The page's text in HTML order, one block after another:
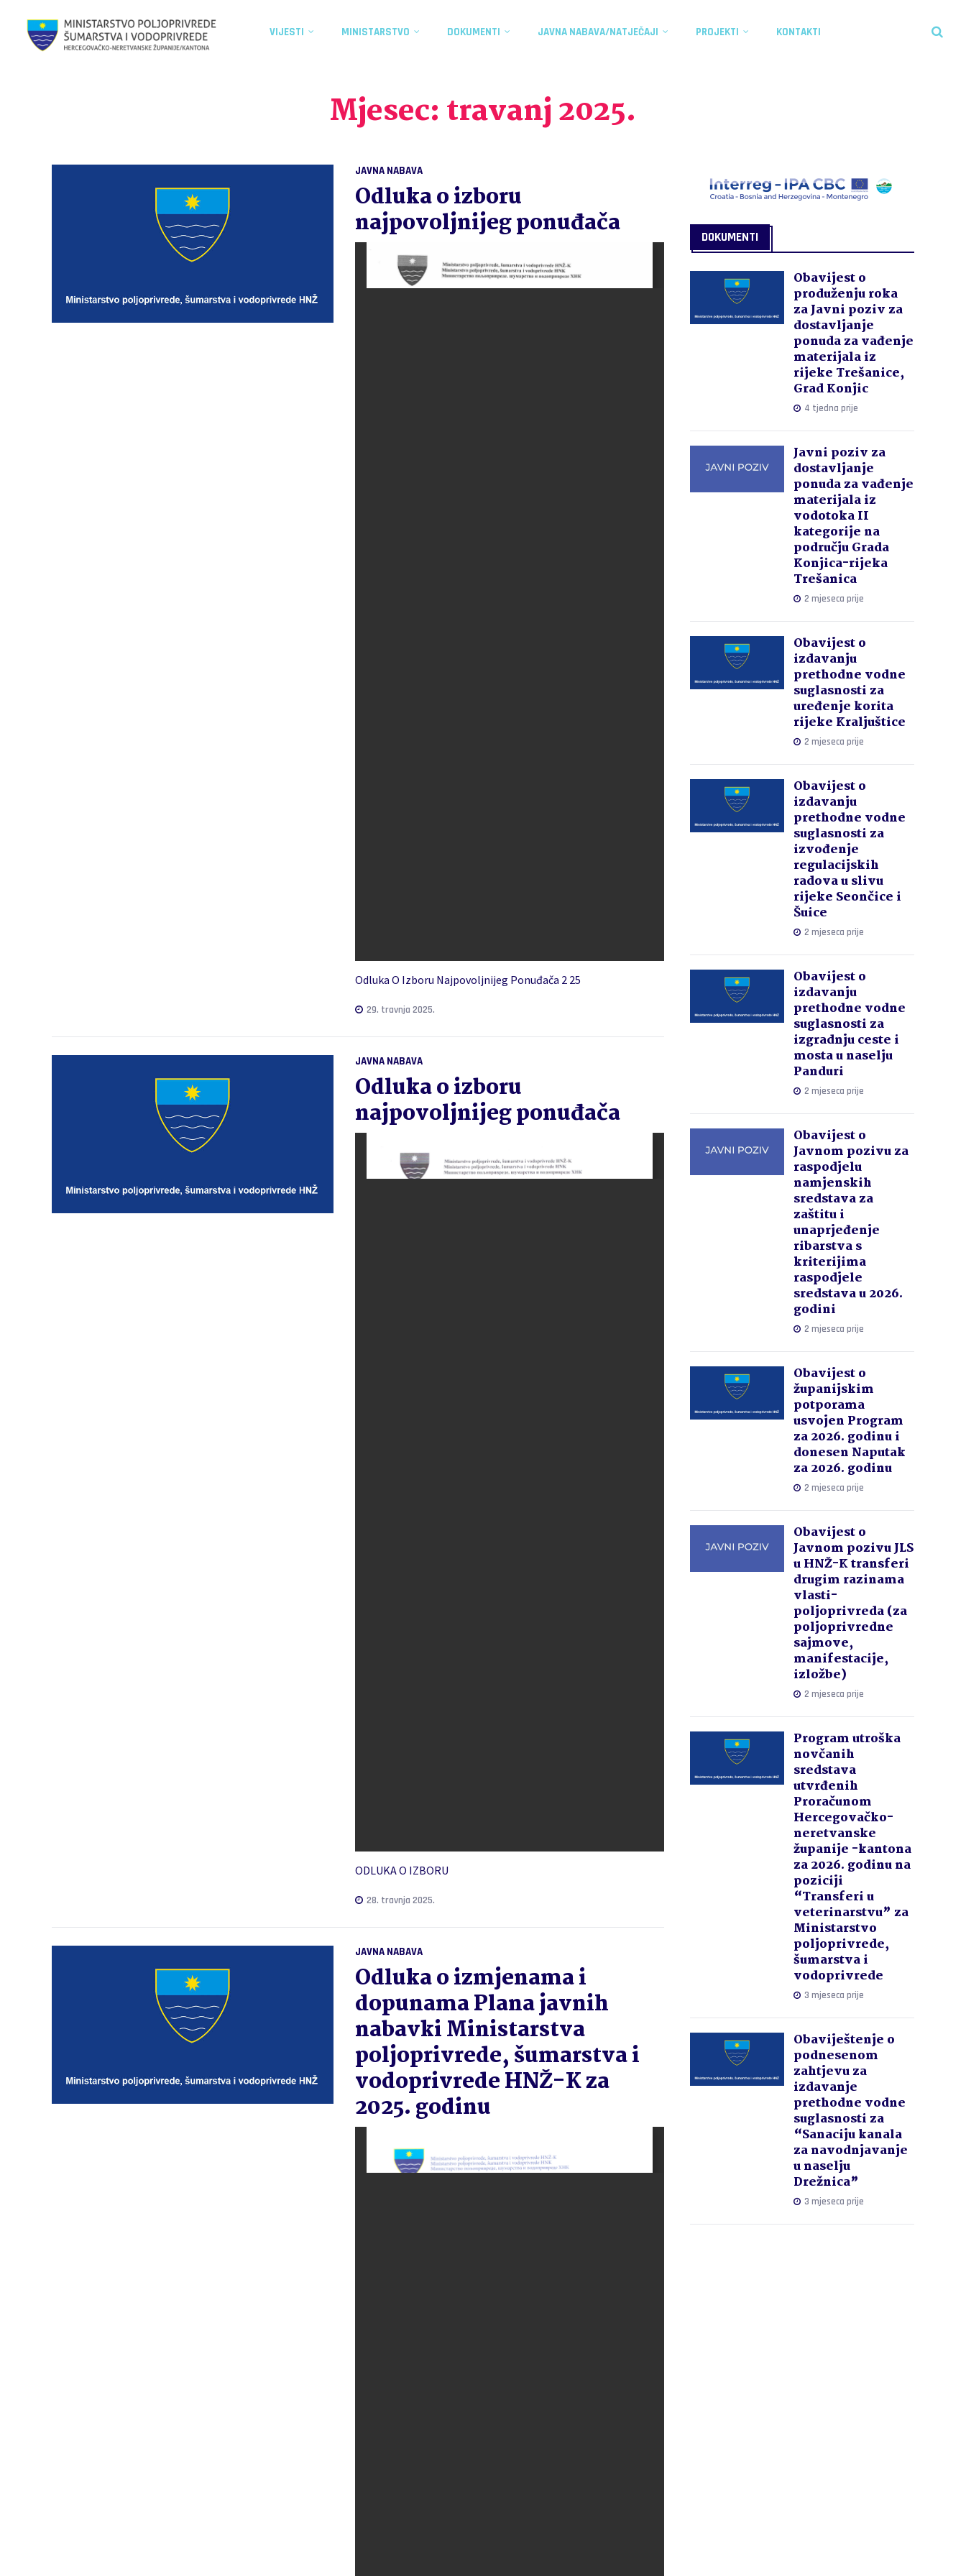
VIJESTI MINISTARSTVO DOKUMENTI JAVNA NABAVA/NATJEČAJI PROJEKTI KONTAKTI
Mjesec: travanj 2025.
JAVNA NABAVA
Odluka o izboru
najpovoljnijeg ponuđača
Odluka O Izboru Najpovoljnijeg Ponuđača 2 25
29. travnja 2025.
JAVNA NABAVA
Odluka o izboru
najpovoljnijeg ponuđača
ODLUKA O IZBORU
28. travnja 2025.
JAVNA NABAVA
Odluka o izmjenama i
dopunama Plana javnih
nabavki Ministarstva
poljoprivrede, šumarstva i
vodoprivrede HNŽ-K za
2025. godinu
DOKUMENTI
Obavijest o
produženju roka
za Javni poziv za
dostavljanje
ponuda za vađenje
materijala iz
rijeke Trešanice,
Grad Konjic
4 tjedna prije
Javni poziv za
dostavljanje
ponuda za vađenje
materijala iz
vodotoka II
kategorije na
području Grada
Konjica-rijeka
Trešanica
2 mjeseca prije
Obavijest o
izdavanju
prethodne vodne
suglasnosti za
uređenje korita
rijeke Kraljuštice
2 mjeseca prije
Obavijest o
izdavanju
prethodne vodne
suglasnosti za
izvođenje
regulacijskih
radova u slivu
rijeke Seončice i
Šuice
2 mjeseca prije
Obavijest o
izdavanju
prethodne vodne
suglasnosti za
izgradnju ceste i
mosta u naselju
Panduri
2 mjeseca prije
Obavijest o
Javnom pozivu za
raspodjelu
namjenskih
sredstava za
zaštitu i
unaprjeđenje
ribarstva s
kriterijima
raspodjele
sredstava u 2026.
godini
2 mjeseca prije
Obavijest o
županijskim
potporama
usvojen Program
za 2026. godinu i
donesen Naputak
za 2026. godinu
2 mjeseca prije
Obavijest o
Javnom pozivu JLS
u HNŽ-K transferi
drugim razinama
vlasti-
poljoprivreda (za
poljoprivredne
sajmove,
manifestacije,
izložbe)
2 mjeseca prije
Program utroška
novčanih
sredstava
utvrđenih
Proračunom
Hercegovačko-
neretvanske
županije -kantona
za 2026. godinu na
poziciji
“Transferi u
veterinarstvu” za
Ministarstvo
poljoprivrede,
šumarstva i
vodoprivrede
3 mjeseca prije
Obaviještenje o
podnesenom
zahtjevu za
izdavanje
prethodne vodne
suglasnosti za
“Sanaciju kanala
za navodnjavanje
u naselju
Drežnica”
3 mjeseca prije